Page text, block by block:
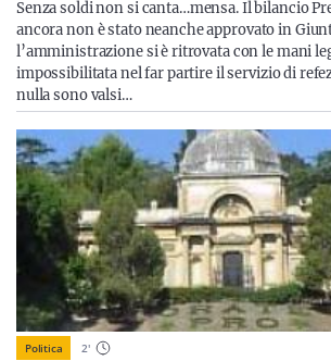
Senza soldi non si canta…mensa. Il bilancio
ancora non è stato neanche approvato in
l’amministrazione si è ritrovata con le mani
impossibilitata nel far partire il servizio di
nulla sono valsi…
Politica 2'